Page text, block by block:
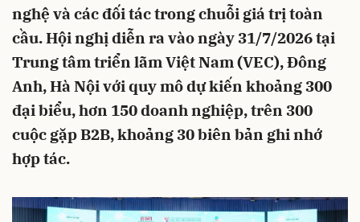
nghệ và các đối tác trong chuỗi giá trị toàn
cầu. Hội nghị diễn ra vào ngày 31/7/2026 tại
Trung tâm triển lãm Việt Nam (VEC), Đông
Anh, Hà Nội với quy mô dự kiến khoảng 300
đại biểu, hơn 150 doanh nghiệp, trên 300
cuộc gặp B2B, khoảng 30 biên bản ghi nhớ
hợp tác.